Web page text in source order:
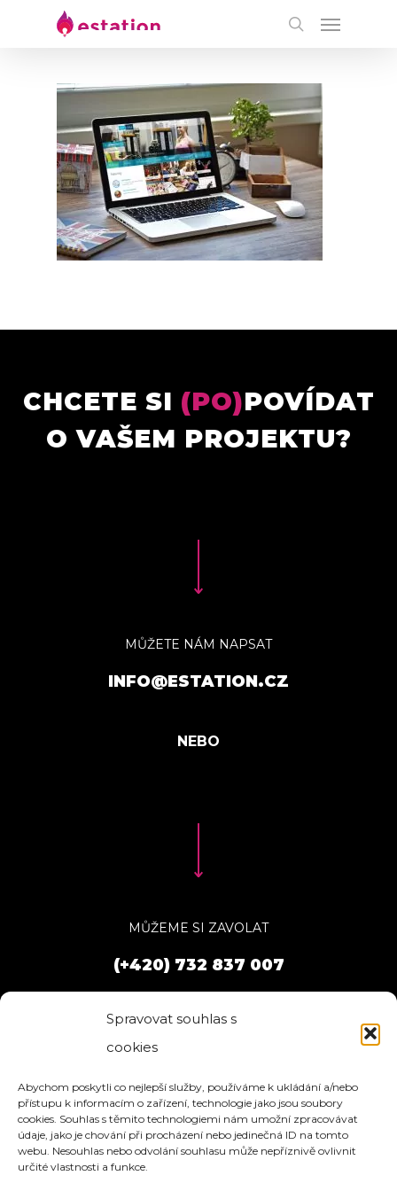
Spravovat souhlas s
cookies
Abychom poskytli co nejlepší služby, používáme k ukládání a/nebo
přístupu k informacím o zařízení, technologie jako jsou soubory
cookies. Souhlas s těmito technologiemi nám umožní zpracovávat
údaje, jako je chování při procházení nebo jedinečná ID na tomto
webu. Nesouhlas nebo odvolání souhlasu může nepříznivě ovlivnit
určité vlastnosti a funkce.
CHCETE SI (PO)POVÍDAT
O VAŠEM PROJEKTU?
MŮŽETE NÁM NAPSAT
INFO@ESTATION.CZ
MŮŽEME SI ZAVOLAT
(+420) 732 837 007